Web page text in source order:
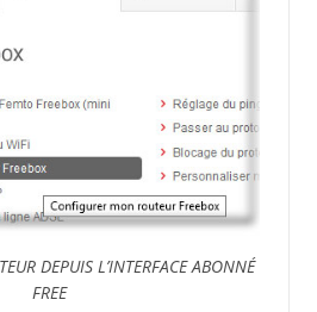
DEPUIS L’INTERFACE ABONNÉ
FREE